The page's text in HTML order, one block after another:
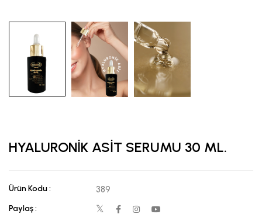
HYALURONİK ASİT SERUMU 30 ML.
Ürün Kodu : 389
Paylaş :